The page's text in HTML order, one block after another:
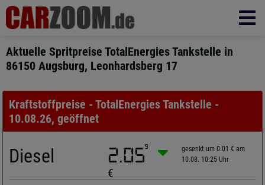
Aktuelle Spritpreise TotalEnergies Tankstelle in
86150 Augsburg, Leonhardsberg 17
Kraftstoffpreise - TotalEnergies Tankstelle -
10.08.26, geöffnet
Diesel 2.059
€
gesenkt um 0.01 € am
10.08. 10:25 Uhr